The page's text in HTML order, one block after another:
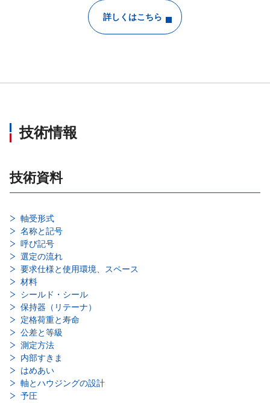
詳しくはこちら
技術情報
技術資料
軸受形式
名称と記号
呼び記号
選定の流れ
要求仕様と使用環境、スペース
材料
シールド・シール
保持器（リテーナ）
定格荷重と寿命
公差と等級
測定方法
内部すきま
はめあい
軸とハウジングの設計
予圧